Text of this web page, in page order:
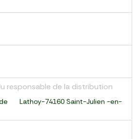
responsable de la distribution
de Lathoy-74160 Saint-Julien -en-